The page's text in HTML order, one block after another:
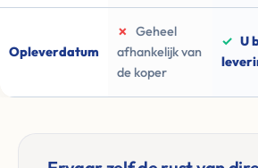
Opleverdatum
✗
Geheel
afhankelijk van
de koper
✓ U